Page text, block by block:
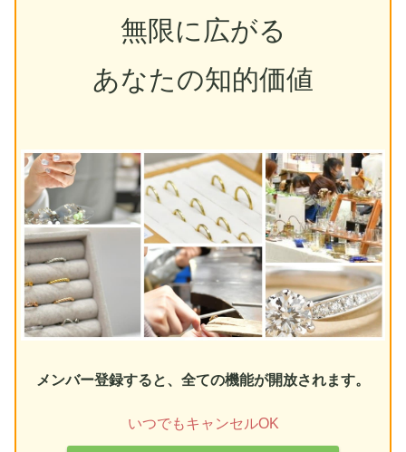
無限に広がる
あなたの知的価値
メンバー登録すると、全ての機能が開放されます。
いつでもキャンセルOK